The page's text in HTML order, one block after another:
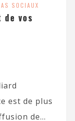
SOCIAUX
de vos
est de plus
de...